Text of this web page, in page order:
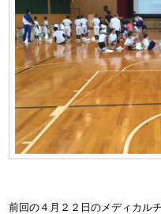
前回の４月２２日のメディカル